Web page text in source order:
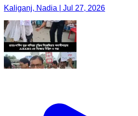
Kaliganj, Nadia | Jul 27, 2026